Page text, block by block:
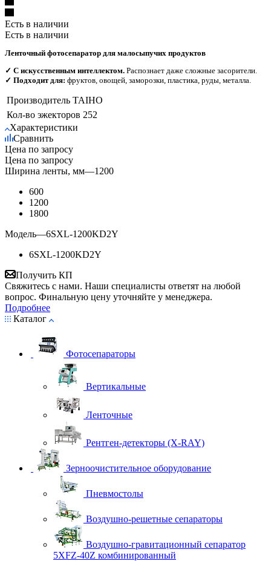
Есть в наличии
Есть в наличии
Ленточный фотосепаратор для малосыпучих продуктов
✓ С искусственным интеллектом. Распознает даже сложные засорители.
✓ Подходит для: фруктов, овощей, заморозки, пластика, руды, металла.
Производитель TAIHO
Кол-во эжекторов 252
Характеристики
Сравнить
Цена по запросу
Цена по запросу
Ширина ленты, мм—1200
600
1200
1800
Модель—6SXL-1200KD2Y
6SXL-1200KD2Y
Получить КП
Свяжитесь с нами. Наши специалисты ответят на любой
вопрос. Финальную цену уточняйте у менеджера.
Подробнее
Каталог
Фотосепараторы
Вертикальные
Ленточные
Рентген-детекторы (X-RAY)
Зерноочистительное оборудование
Пневмостолы
Воздушно-решетные сепараторы
Воздушно-гравитационный сепаратор
5XFZ-40Z комбинированный